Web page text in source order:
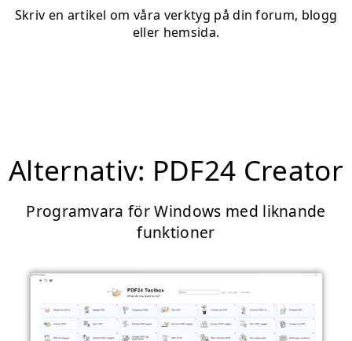
Skriv en artikel om våra verktyg på din forum, blogg
eller hemsida.
Alternativ: PDF24 Creator
Programvara för Windows med liknande
funktioner